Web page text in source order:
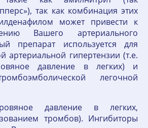
так как комбинация этих
может привести к
Вашего артериального
препарат используется для
артериальной гипертензии (т.е.
давление в легких) и
легочной
давление в легких,
тромбов). Ингибиторы